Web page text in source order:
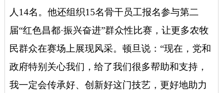
人14名。他还组织15名骨干员工报名参与第二
届“红色昌都·振兴奋进”群众性比赛，让更多农牧
民群众在赛场上展现风采。顿旦说：“现在，党和
政府特别关心我们，给了我们很多帮助和支持，
我一定会传承好、创新好这门技艺，更好地助力